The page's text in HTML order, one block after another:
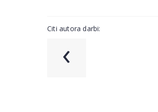
Citi autora darbi:
‹